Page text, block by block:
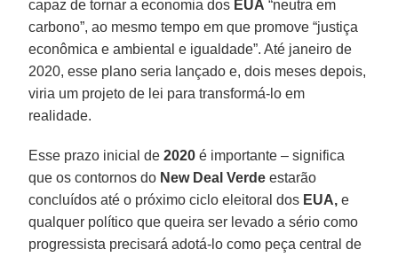
capaz de tornar a economia dos EUA “neutra em
carbono”, ao mesmo tempo em que promove “justiça
econômica e ambiental e igualdade”. Até janeiro de
2020, esse plano seria lançado e, dois meses depois,
viria um projeto de lei para transformá-lo em
realidade.
Esse prazo inicial de2020 é importante – significa
que os contornos do New Deal Verde estarão
concluídos até o próximo ciclo eleitoral dos EUA, e
qualquer político que queira ser levado a sério como
progressista precisará adotá-lo como peça central de